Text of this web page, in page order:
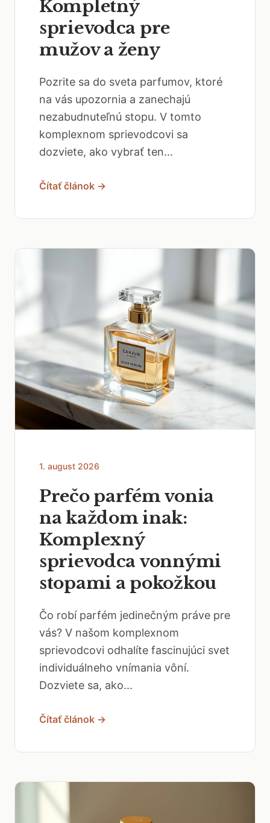
Kompletný
sprievodca pre
mužov a ženy
Pozrite sa do sveta parfumov, ktoré
na vás upozornia a zanechajú
nezabudnuteľnú stopu. V tomto
komplexnom sprievodcovi sa
dozviete, ako vybrať ten...
Čítať článok →
1. august 2026
Prečo parfém vonia
na každom inak:
Komplexný
sprievodca vonnými
stopami a pokožkou
Čo robí parfém jedinečným práve pre
vás? V našom komplexnom
sprievodcovi odhalíte fascinujúci svet
individuálneho vnímania vôní.
Dozviete sa, ako...
Čítať článok →